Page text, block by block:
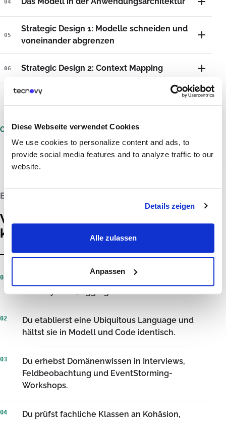
Diese Webseite verwendet Cookies
We use cookies to personalize content and ads, to
provide social media features and to analyze traffic to our
website.
Details zeigen
Alle zulassen
Anpassen
04
05
Strategic Design 1: Modelle schneiden und
voneinander abgrenzen
06 Strategic Design 2: Context Mapping
Optional: Verwandte Themen
Offizieller Lehrplan
(externer Link)
ERGEBNIS
Was du anschließend leisten
kannst
01
Wertobjekten, Aggregaten und Domain Events.
02
Du etablierst eine Ubiquitous Language und
hältst sie in Modell und Code identisch.
03
Du erhebst Domänenwissen in Interviews,
Feldbeobachtung und EventStorming-
Workshops.
04
Du prüfst fachliche Klassen an Kohäsion,